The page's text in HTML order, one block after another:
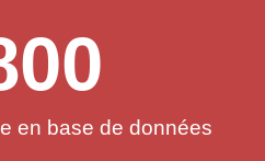
en base de données